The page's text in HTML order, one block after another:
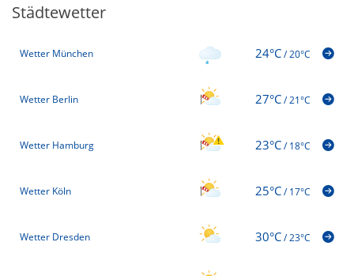
Städtewetter
Wetter München 24°C/20°C
Wetter Berlin 27°C/21°C
Wetter Hamburg 23°C/18°C
Wetter Köln 25°C/17°C
Wetter Dresden 30°C/23°C